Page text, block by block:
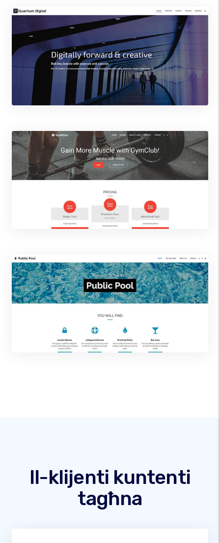
Il-klijenti kuntenti
tagħna